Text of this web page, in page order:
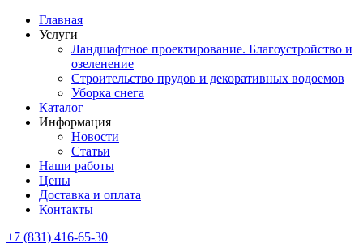
Главная
Услуги
Ландшафтное проектирование. Благоустройство и
озеленение
Строительство прудов и декоративных водоемов
Уборка снега
Каталог
Информация
Новости
Статьи
Наши работы
Цены
Доставка и оплата
Контакты
+7 (831) 416-65-30